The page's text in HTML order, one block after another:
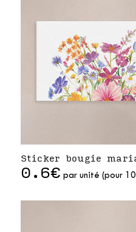
Sticker bougie
0.6€ par unité (pour